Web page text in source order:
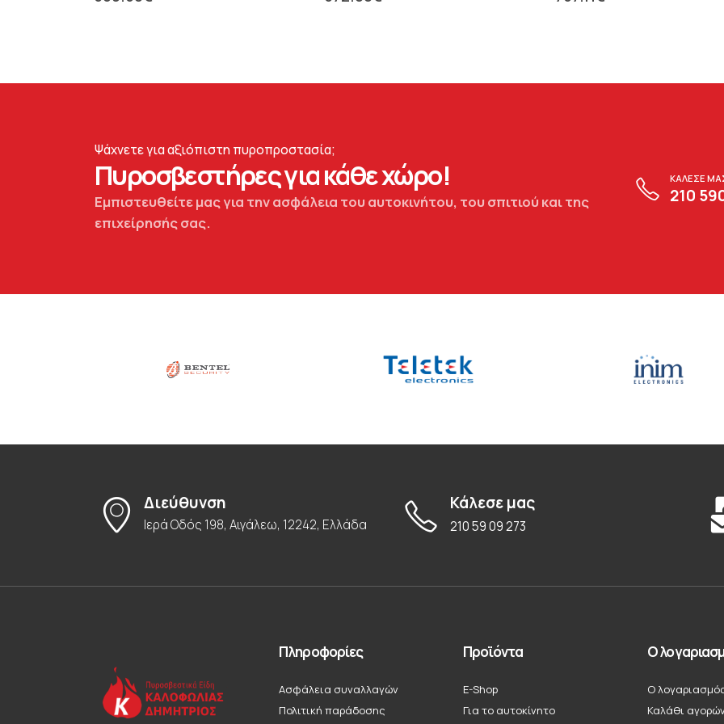
Ψάχνετε για αξιόπιστη πυροπροστασία;
Πυροσβεστήρες για κάθε χώρο!
Εμπιστευθείτε μας για την ασφάλεια του αυτοκινήτου, του σπιτιού και της
επιχείρησής σας.
ΚΑΛΕΣΕ
210
Διεύθυνση
Ιερά Οδός 198, Αιγάλεω, 12242, Ελλάδα
Κάλεσε μας
210 59 09 273
Πληροφορίες
Ασφάλεια συναλλαγών
Πολιτική παράδοσης
Προϊόντα
E-Shop
Για το αυτοκίνητο
Ο
Ο
Καλάθι